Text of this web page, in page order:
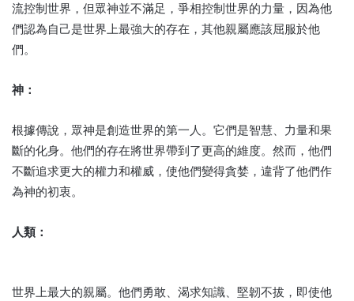
流控制世界，但眾神並不滿足，爭相控制世界的力量，因為他
們認為自己是世界上最強大的存在，其他親屬應該屈服於他
們。
神：
根據傳說，眾神是創造世界的第一人。 它們是智慧、力量和果
斷的化身。 他們的存在將世界帶到了更高的維度。 然而，他們
不斷追求更大的權力和權威，使他們變得貪婪，違背了他們作
為神的初衷。
人類：
世界上最大的親屬。 他們勇敢、渴求知識、堅韌不拔，即使他